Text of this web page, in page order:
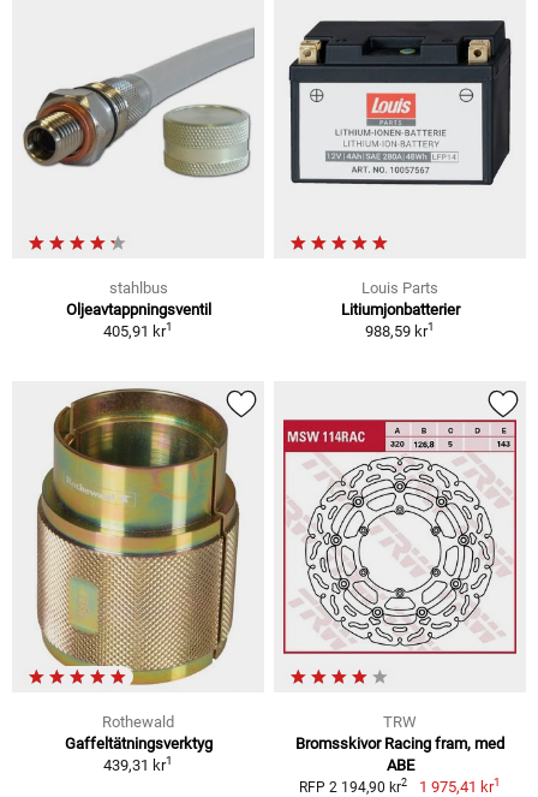
stahlbus
Oljeavtappningsventil
405,91 kr1
Louis Parts
Litiumjonbatterier
988,59 kr1
Rothewald
Gaffeltätningsverktyg
439,31 kr1
TRW
Bromsskivor Racing fram, med
ABE
RFP 2 194,90 kr2 1 975,41 kr1